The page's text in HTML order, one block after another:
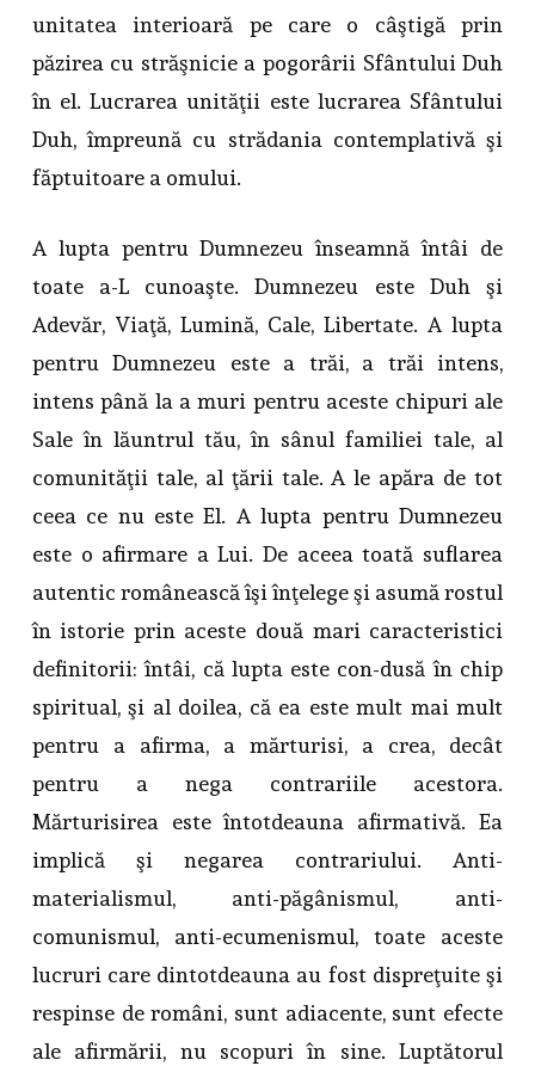
unitatea interioară pe care o câştigă prin
păzirea cu străşnicie a pogorârii Sfântului Duh
în el. Lucrarea unităţii este lucrarea Sfântului
Duh, împreună cu strădania contemplativă şi
făptuitoare a omului.
A lupta pentru Dumnezeu înseamnă întâi de
toate a-L cunoaşte. Dumnezeu este Duh şi
Adevăr, Viaţă, Lumină, Cale, Libertate. A lupta
pentru Dumnezeu este a trăi, a trăi intens,
intens până la a muri pentru aceste chipuri ale
Sale în lăuntrul tău, în sânul familiei tale, al
comunităţii tale, al ţării tale. A le apăra de tot
ceea ce nu este El. A lupta pentru Dumnezeu
este o afirmare a Lui. De aceea toată suflarea
autentic românească îşi înţelege şi asumă rostul
în istorie prin aceste două mari caracteristici
definitorii: întâi, că lupta este con-dusă în chip
spiritual, şi al doilea, că ea este mult mai mult
pentru a afirma, a mărturisi, a crea, decât
pentru a nega contrariile acestora.
Mărturisirea este întotdeauna afirmativă. Ea
implică şi negarea contrariului. Anti-
materialismul, anti-păgânismul, anti-
comunismul, anti-ecumenismul, toate aceste
lucruri care dintotdeauna au fost dispreţuite şi
respinse de români, sunt adiacente, sunt efecte
ale afirmării, nu scopuri în sine. Luptătorul